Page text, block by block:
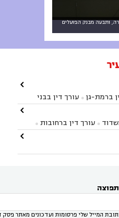
ותבעה מבנק הפועלים
ברמת-גן 
עורך דין בבני
עורך דין בראשון לציון
ציונה
עורך דין בחולון
עורך

 עורך דין ברחובות 
במודיעין
עורך דין


המייל שלי פרסומות ועדכונים מאתר פסק